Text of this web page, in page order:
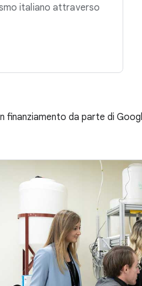
italiano attraverso
finanziamento da parte di